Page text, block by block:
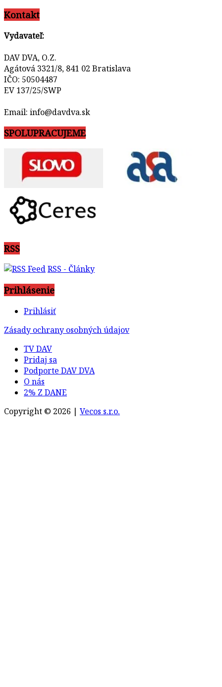
Kontakt
Vydavateľ:
DAV DVA, O.Z.
Agátová 3321/8, 841 02 Bratislava
IČO: 50504487
EV 137/25/SWP
Email: info@davdva.sk
SPOLUPRACUJEME
RSS
RSS - Články
Prihlásenie
Prihlásiť
Zásady ochrany osobných údajov
TV DAV
Pridaj sa
Podporte DAV DVA
O nás
2% Z DANE
Copyright © 2026 | Vecos s.r.o.